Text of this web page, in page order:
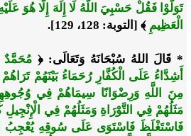
تَوَلَّوْا فَقُلْ حَسْبِيَ اللَّهُ لَا إِلَهَ إِلَّا هُوَ
الْعَظِيمِ ﴾ [التوبة: 128، 129].
* قَالَ اللهُ سُبْحَانَهُ وَتَعَالَى: ﴿ مُحَمَّدٌ
أَشِدَّاءُ عَلَى الْكُفَّارِ رُحَمَاءُ بَيْنَهُمْ
مِنَ اللَّهِ وَرِضْوَانًا سِيمَاهُمْ فِي
مَثَلُهُمْ فِي التَّوْرَاةِ وَمَثَلُهُمْ فِي
فَاسْتَغْلَظَ فَاسْتَوَى عَلَى سُوقِهِ يُعْجِبُ